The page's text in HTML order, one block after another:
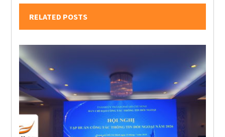
RELATED POSTS